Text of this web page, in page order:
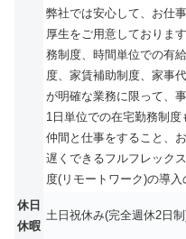
弊社では安心して、お仕
厚生をご用意しておりま
務制度、時間単位での有
度、家賃補助制度、家事
が明確な業務に限って、
1日単位での在宅勤務制
仲間と仕事をすること、
遅くできるフルフレック
度(リモートワーク)の導入
休日
休暇
土日祝休み(完全週休2日